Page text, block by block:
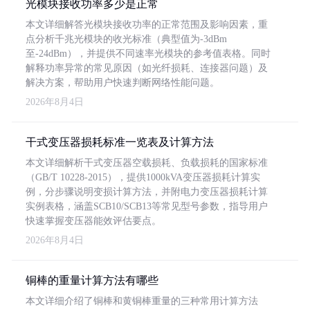
光模块接收功率多少是正常
本文详细解答光模块接收功率的正常范围及影响因素，重
点分析千兆光模块的收光标准（典型值为-3dBm
至-24dBm），并提供不同速率光模块的参考值表格。同时
解释功率异常的常见原因（如光纤损耗、连接器问题）及
解决方案，帮助用户快速判断网络性能问题。
2026年8月4日
干式变压器损耗标准一览表及计算方法
本文详细解析干式变压器空载损耗、负载损耗的国家标准
（GB/T 10228-2015），提供1000kVA变压器损耗计算实
例，分步骤说明变损计算方法，并附电力变压器损耗计算
实例表格，涵盖SCB10/SCB13等常见型号参数，指导用户
快速掌握变压器能效评估要点。
2026年8月4日
铜棒的重量计算方法有哪些
本文详细介绍了铜棒和黄铜棒重量的三种常用计算方法